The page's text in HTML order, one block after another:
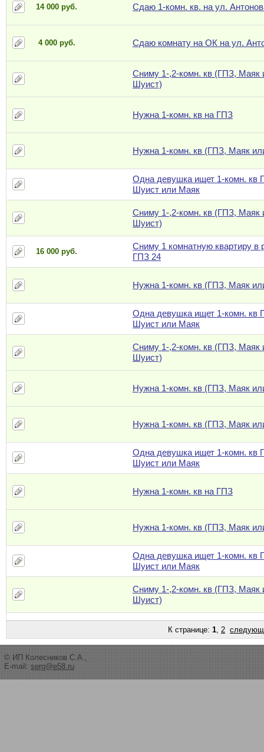
14 000 руб. Сдаю 1-комн. кв. на ул.
4 000 руб. Сдаю комнату на ОК на ул.
Сниму 1-,2-комн. кв (ГПЗ, Маяк
Шуист)
Нужна 1-комн. кв на ГПЗ
Нужна 1-комн. кв (ГПЗ, Маяк
Одна девушка ищет 1-комн. кв
Шуист или Маяк
Сниму 1-,2-комн. кв (ГПЗ, Маяк
Шуист)
16 000 руб.
Сниму 1 комнатную квартиру в
ГПЗ 24
Нужна 1-комн. кв (ГПЗ, Маяк
Одна девушка ищет 1-комн. кв
Шуист или Маяк
Сниму 1-,2-комн. кв (ГПЗ, Маяк
Шуист)
Нужна 1-комн. кв (ГПЗ, Маяк
Нужна 1-комн. кв (ГПЗ, Маяк
Одна девушка ищет 1-комн. кв
Шуист или Маяк
Нужна 1-комн. кв на ГПЗ
Нужна 1-комн. кв (ГПЗ, Маяк
Одна девушка ищет 1-комн. кв
Шуист или Маяк
Сниму 1-,2-комн. кв (ГПЗ, Маяк
Шуист)
К странице: 1, 2
© ИП Колесников С.А.,
E-mail: serg@e58.ru